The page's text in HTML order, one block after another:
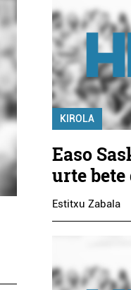
KIROLA
Easo
urte
Estitxu Zabala